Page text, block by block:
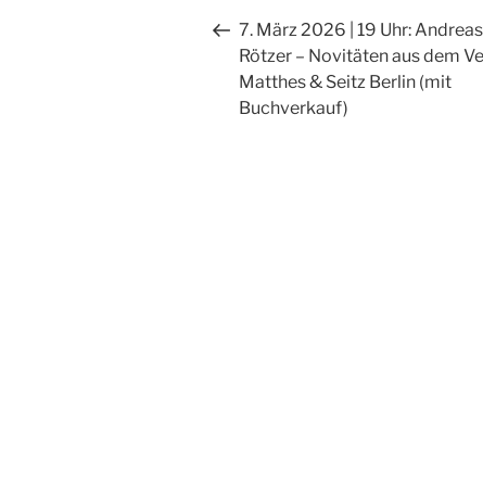
Beitragsnavigation
Vorheriger
Beitrag
7. März 2026 | 19 Uhr: Andreas
Rötzer – Novitäten aus dem
Matthes & Seitz Berlin (mit
Buchverkauf)